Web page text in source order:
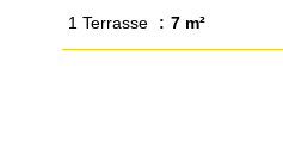
1 Terrasse 7 m²